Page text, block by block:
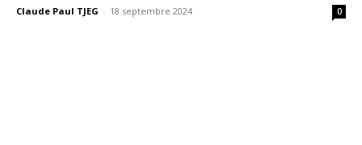
Claude Paul TJEG - 18 septembre 2024 0